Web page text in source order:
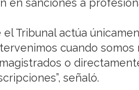
en sanciones a
Tribunal actúa
cuando
o
señaló.